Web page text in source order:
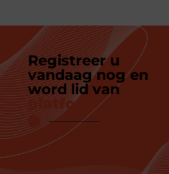
Registreer u
vandaag nog en
word lid van
platform